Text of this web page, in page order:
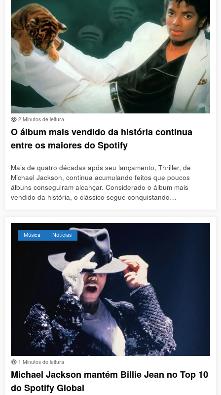
2 Minutos de leitura
O álbum mais vendido da história continua
entre os maiores do Spotify
Mais de quatro décadas após seu lançamento, Thriller, de
Michael Jackson, continua acumulando feitos que poucos
álbuns conseguiram alcançar. Considerado o álbum mais
vendido da história, o clássico segue conquistando…
Música Notícias
1 Minutos de leitura
Michael Jackson mantém Billie Jean no Top 10
do Spotify Global